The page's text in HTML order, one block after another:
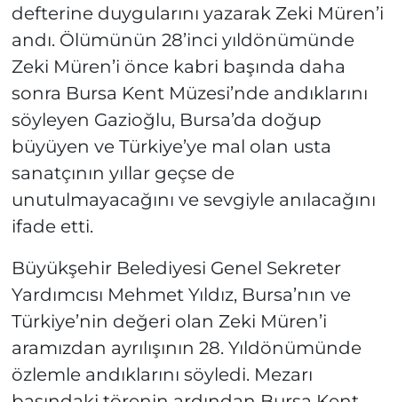
defterine duygularını yazarak Zeki Müren’i
andı. Ölümünün 28’inci yıldönümünde
Zeki Müren’i önce kabri başında daha
sonra Bursa Kent Müzesi’nde andıklarını
söyleyen Gazioğlu, Bursa’da doğup
büyüyen ve Türkiye’ye mal olan usta
sanatçının yıllar geçse de
unutulmayacağını ve sevgiyle anılacağını
ifade etti.
Büyükşehir Belediyesi Genel Sekreter
Yardımcısı Mehmet Yıldız, Bursa’nın ve
Türkiye’nin değeri olan Zeki Müren’i
aramızdan ayrılışının 28. Yıldönümünde
özlemle andıklarını söyledi. Mezarı